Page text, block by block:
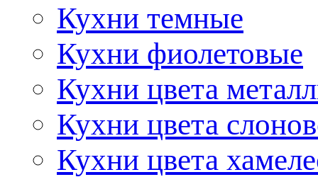
Кухни темные
Кухни фиолетовые
Кухни цвета
Кухни цвета
Кухни цвета